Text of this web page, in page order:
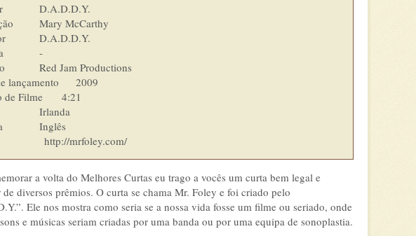
McCarthy
-
lançamento      2009
Filme    	4:21
http://mrfoley.com/
a volta do Melhores Curtas eu trago a vocês um curta bem legal e
de diversos prêmios. O curta se chama Mr. Foley e foi criado pelo
Ele nos mostra como seria se a nossa vida fosse um filme ou seriado, onde
e músicas seriam criadas por uma banda ou por uma equipa de sonoplastia.